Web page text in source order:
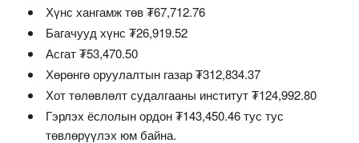
Хүнс хангамж төв ₮67,712.76
Багачууд хүнс ₮26,919.52
Асгат ₮53,470.50
Хөрөнгө оруулалтын газар ₮312,834.37
Хот төлөвлөлт судалгааны институт ₮124,992.80
Гэрлэх ёслолын ордон ₮143,450.46 тус тус
төвлөрүүлэх юм байна.